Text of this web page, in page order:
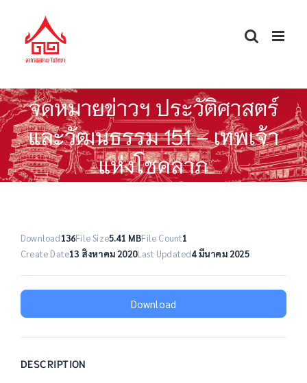
content
จดหมายข่าวฯ ประวัติศาสตร์
และวัฒนธรรม 151 – เทพเจ้า
แห่งโชคลาภ
Download136File Size5.41 MBFile Count1
Create Date13 สิงหาคม 2020Last Updated4 มีนาคม 2025
Download
DESCRIPTION